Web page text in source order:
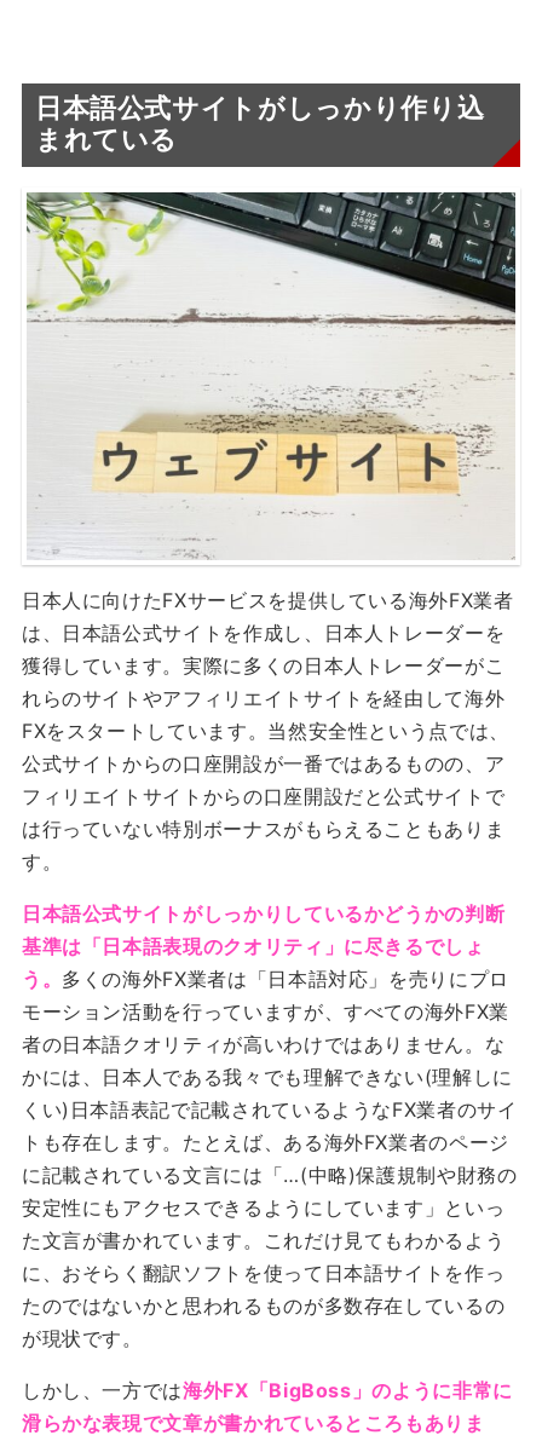
日本語公式サイトがしっかり作り込
まれている
日本人に向けたFXサービスを提供している海外FX業者
は、日本語公式サイトを作成し、日本人トレーダーを
獲得しています。実際に多くの日本人トレーダーがこ
れらのサイトやアフィリエイトサイトを経由して海外
FXをスタートしています。当然安全性という点では、
公式サイトからの口座開設が一番ではあるものの、ア
フィリエイトサイトからの口座開設だと公式サイトで
は行っていない特別ボーナスがもらえることもありま
す。
日本語公式サイトがしっかりしているかどうかの判断
基準は「日本語表現のクオリティ」に尽きるでしょ
う。 多くの海外FX業者は「日本語対応」を売りにプロ
モーション活動を行っていますが、すべての海外FX業
者の日本語クオリティが高いわけではありません。な
かには、日本人である我々でも理解できない(理解しに
くい)日本語表記で記載されているようなFX業者のサイ
トも存在します。たとえば、ある海外FX業者のページ
に記載されている文言には「…(中略)保護規制や財務の
安定性にもアクセスできるようにしています」といっ
た文言が書かれています。これだけ見てもわかるよう
に、おそらく翻訳ソフトを使って日本語サイトを作っ
たのではないかと思われるものが多数存在しているの
が現状です。
しかし、一方では海外FX「BigBoss」のように非常に
滑らかな表現で文章が書かれているところもありま